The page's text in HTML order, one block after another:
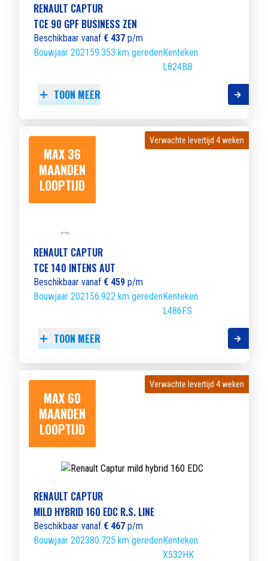
RENAULT CAPTUR
TCE 90 GPF BUSINESS ZEN
Beschikbaar vanaf € 437 p/m
Bouwjaar 202159.353 km geredenKenteken
L824BB
TOON MEER
MAX 36
MAANDEN
LOOPTIJD
Verwachte levertijd 4 weken
Verwachte levertijd 4 weken
RENAULT CAPTUR
TCE 140 INTENS AUT
Beschikbaar vanaf € 459 p/m
Bouwjaar 202156.922 km geredenKenteken
L486FS
TOON MEER
MAX 60
MAANDEN
LOOPTIJD
Verwachte levertijd 4 weken
Verwachte levertijd 4 weken
RENAULT CAPTUR
MILD HYBRID 160 EDC R.S. LINE
Beschikbaar vanaf € 467 p/m
Bouwjaar 202380.725 km geredenKenteken
X532HK